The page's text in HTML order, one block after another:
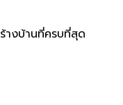
างบ้านที่ครบที่สุด